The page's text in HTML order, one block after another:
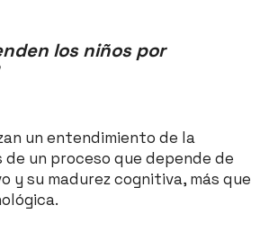
los niños por
un entendimiento de la
un proceso que depende de
y su madurez cognitiva, más que